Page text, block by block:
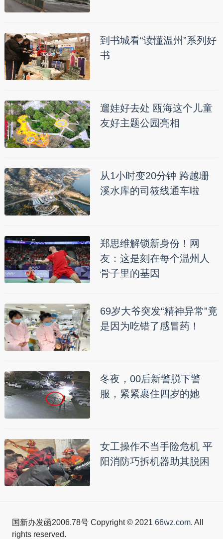
到书城看“读懂温州”系列好
书
遛娃好去处 瓯海这个儿童
友好主题公园亮相
从1小时变20分钟 跨越珊
溪水库的司筱线通车啦
郑思维解锁新身份！网
友：这是刻在每个温州人
骨子里的基因
69岁大爷突发“精神异常”竟
是因为吃错了感冒药！
冬夜，00后新警脱下警
服，紧紧裹住四岁的她
女工操作不当手险危机 平
阳消防巧拆机器助其脱困
国新办发函2006.78号 Copyright © 2021 66wz.com. All
rights reserved.